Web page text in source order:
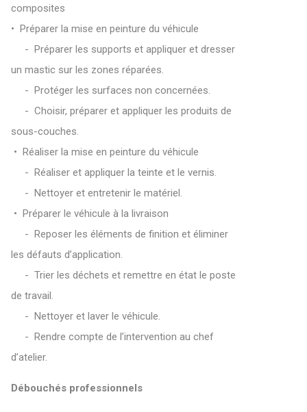
composites
• Préparer la mise en peinture du véhicule
- Préparer les supports et appliquer et dresser
un mastic sur les zones réparées.
- Protéger les surfaces non concernées.
- Choisir, préparer et appliquer les produits de
sous-couches.
• Réaliser la mise en peinture du véhicule
- Réaliser et appliquer la teinte et le vernis.
- Nettoyer et entretenir le matériel.
• Préparer le véhicule à la livraison
- Reposer les éléments de finition et éliminer
les défauts d’application.
- Trier les déchets et remettre en état le poste
de travail.
- Nettoyer et laver le véhicule.
- Rendre compte de l’intervention au chef
d’atelier.
Débouchés professionnels